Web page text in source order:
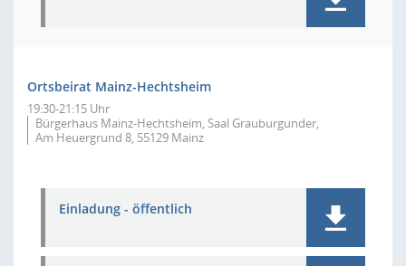
Ortsbeirat Mainz-Hechtsheim
19:30-21:15 Uhr
Bürgerhaus Mainz-Hechtsheim, Saal Grauburgunder,
Am Heuergrund 8, 55129 Mainz
Einladung - öffentlich